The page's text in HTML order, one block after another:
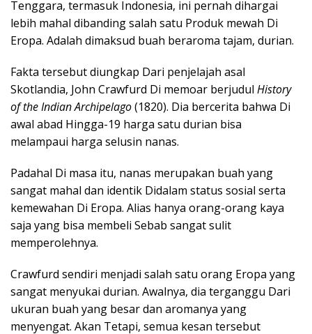
Tenggara, termasuk Indonesia, ini pernah dihargai
lebih mahal dibanding salah satu Produk mewah Di
Eropa. Adalah dimaksud buah beraroma tajam, durian.
Fakta tersebut diungkap Dari penjelajah asal
Skotlandia, John Crawfurd Di memoar berjudul History
of the Indian Archipelago(1820). Dia bercerita bahwa Di
awal abad Hingga-19 harga satu durian bisa
melampaui harga selusin nanas.
Padahal Di masa itu, nanas merupakan buah yang
sangat mahal dan identik Didalam status sosial serta
kemewahan Di Eropa. Alias hanya orang-orang kaya
saja yang bisa membeli Sebab sangat sulit
memperolehnya.
Crawfurd sendiri menjadi salah satu orang Eropa yang
sangat menyukai durian. Awalnya, dia terganggu Dari
ukuran buah yang besar dan aromanya yang
menyengat. Akan Tetapi, semua kesan tersebut